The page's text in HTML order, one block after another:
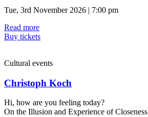
Tue, 3rd November 2026 | 7:00 pm
Read more
Buy tickets
Cultural events
Christoph Koch
Hi, how are you feeling today?
On the Illusion and Experience of Closeness